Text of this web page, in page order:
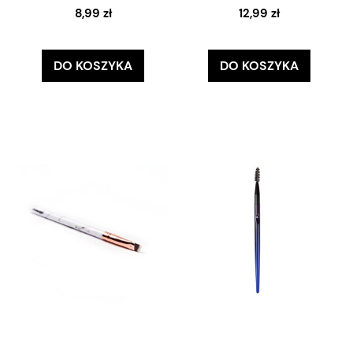
8,99 zł
DO KOSZYKA
12,99 zł
DO KOSZYKA